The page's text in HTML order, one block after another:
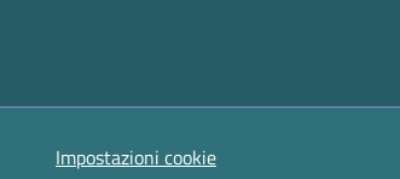
Impostazioni cookie